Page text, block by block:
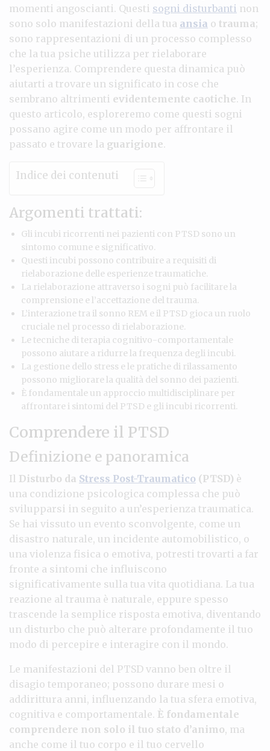
momenti angoscianti. Questi sogni disturbanti non
sono solo manifestazioni della tua ansia o trauma;
sono rappresentazioni di un processo complesso
che la tua psiche utilizza per rielaborare
l’esperienza. Comprendere questa dinamica può
aiutarti a trovare un significato in cose che
sembrano altrimenti evidentemente caotiche. In
questo articolo, esploreremo come questi sogni
possano agire come un modo per affrontare il
passato e trovare la guarigione.
Indice dei contenuti
Argomenti trattati:
Gli incubi ricorrenti nei pazienti con PTSD sono un
sintomo comune e significativo.
Questi incubi possono contribuire a requisiti di
rielaborazione delle esperienze traumatiche.
La rielaborazione attraverso i sogni può facilitare la
comprensione e l’accettazione del trauma.
L’interazione tra il sonno REM e il PTSD gioca un ruolo
cruciale nel processo di rielaborazione.
Le tecniche di terapia cognitivo-comportamentale
possono aiutare a ridurre la frequenza degli incubi.
La gestione dello stress e le pratiche di rilassamento
possono migliorare la qualità del sonno dei pazienti.
È fondamentale un approccio multidisciplinare per
affrontare i sintomi del PTSD e gli incubi ricorrenti.
Comprendere il PTSD
Definizione e panoramica
Il Disturbo da Stress Post-Traumatico (PTSD) è
una condizione psicologica complessa che può
svilupparsi in seguito a un’esperienza traumatica.
Se hai vissuto un evento sconvolgente, come un
disastro naturale, un incidente automobilistico, o
una violenza fisica o emotiva, potresti trovarti a far
fronte a sintomi che influiscono
significativamente sulla tua vita quotidiana. La tua
reazione al trauma è naturale, eppure spesso
trascende la semplice risposta emotiva, diventando
un disturbo che può alterare profondamente il tuo
modo di percepire e interagire con il mondo.
Le manifestazioni del PTSD vanno ben oltre il
disagio temporaneo; possono durare mesi o
addirittura anni, influenzando la tua sfera emotiva,
cognitiva e comportamentale. È fondamentale
comprendere non solo il tuo stato d’animo, ma
anche come il tuo corpo e il tuo cervello